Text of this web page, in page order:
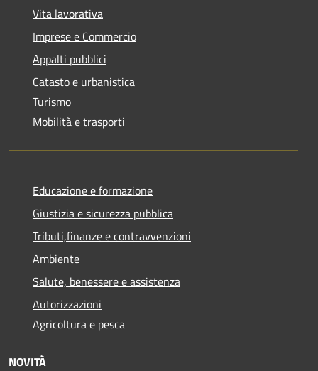
Vita lavorativa
Imprese e Commercio
Appalti pubblici
Catasto e urbanistica
Turismo
Mobilità e trasporti
Educazione e formazione
Giustizia e sicurezza pubblica
Tributi,finanze e contravvenzioni
Ambiente
Salute, benessere e assistenza
Autorizzazioni
Agricoltura e pesca
NOVITÀ